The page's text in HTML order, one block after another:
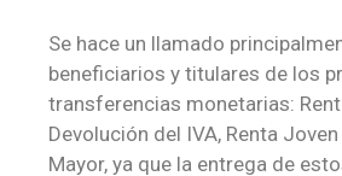
Se hace un llamado
beneficiarios y titulares de los
transferencias monetarias:
Devolución del IVA, Renta
Mayor, ya que la entrega de